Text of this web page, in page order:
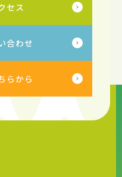
セス
合わせ
らから